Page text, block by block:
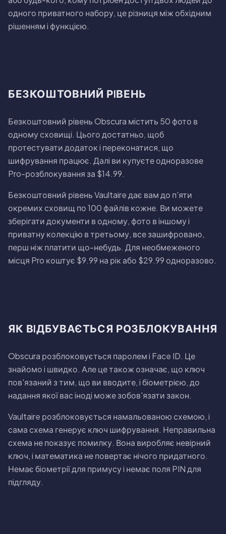
одного приватного набору, це рiзниця мiж обхiдним
рiшенням i функцiєю.
БЕЗКОШТОВНИЙ РIВЕНЬ
Безкоштовний рiвень Obscura мiстить 50 фото в
одному сховищi. Цього достатньо, щоб
протестувати додаток i переконатися, що
шифрування працює. Далi ви купуєте одноразове
Pro-розблокування за $14.99.
Безкоштовний рiвень Vaultaire дає вам до п'яти
окремих сховищ по 100 файлiв кожне. Ви можете
зберiгати документи в одному, фото в iншому i
приватну колекцiю в третьому, все зашифровано,
перш нiж платити що-небудь. Для необмеженого
мiсця Pro коштує $9.99 на рiк або $29.99 одноразово.
ЯК ВIДБУВАЄТЬСЯ РОЗБЛОКУВАННЯ
Obscura розблоковується паролем i Face ID. Це
знайомо i швидко. Але це також означає, що ключ
пов'язаний з тим, що ви вводите, i бiометрiєю, до
надання якої вас iнодi може зобов'язати закон.
Vaultaire розблоковується намальованою схемою, i
сама схема генерує ключ шифрування. Неправильна
схема не показує помилку. Вона виробляє невiрний
ключ, i математика не повертає нiчого придатного.
Немає бiометрiї для примусу i немає поля PIN для
пiдгляду.